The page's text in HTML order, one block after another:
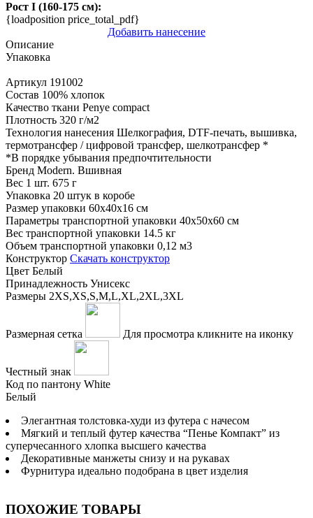
Рост I (160-175 см):
{loadposition price_total_pdf}
Добавить нанесение
Описание
Упаковка
Артикул 191002
Состав 100% хлопок
Качество ткани Penye compact
Плотность 320 г/м2
Технология нанесения Шелкография, DTF-печать, вышивка,
термотрансфер / цифровой трансфер, шелкотрансфер *
*В порядке убывания предпочтительности
Бренд Modern. Вшивная
Вес 1 шт. 675 г
Упаковка 20 штук в коробе
Размер упаковки 60х40х16 см
Параметры транспортной упаковки 40x50x60 см
Вес транспортной упаковки 14.5 кг
Объем транспортной упаковки 0,12 м3
Конструктор Скачать конструктор
Цвет Белый
Принадлежность Унисекс
Размеры 2XS,XS,S,M,L,XL,2XL,3XL
Размерная сетка Для просмотра кликните на иконку
Честный знак
Код по пантону White
Белый
Элегантная толстовка-худи из футера с начесом
Мягкий и теплый футер качества “Пенье Компакт” из
суперчесанного хлопка высшего качества
Декоративные манжеты снизу и на рукавах
Фурнитура идеально подобрана в цвет изделия
ПОХОЖИЕ ТОВАРЫ